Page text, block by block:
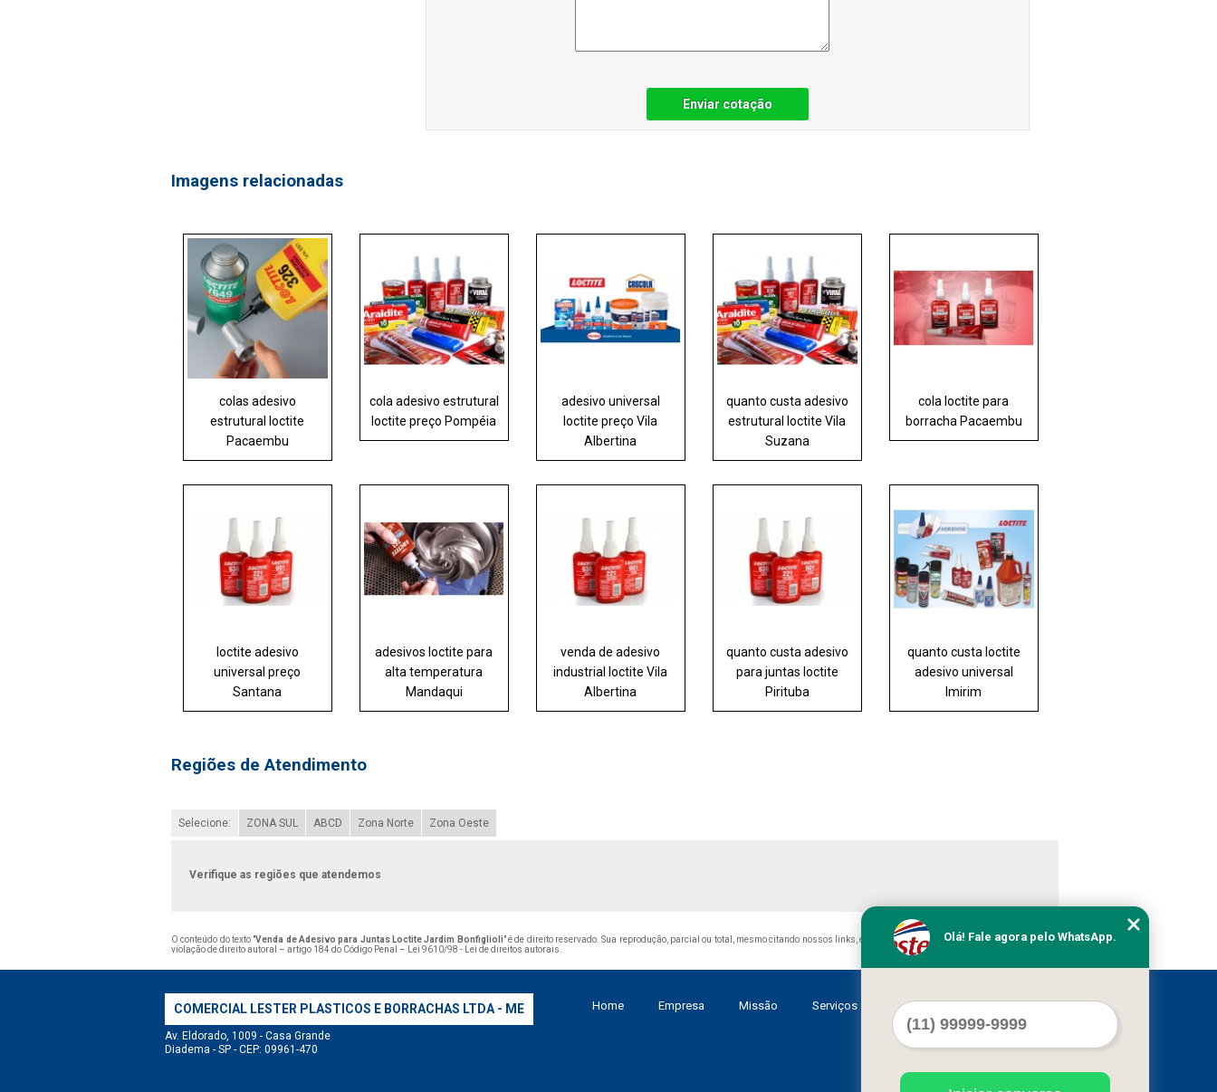
Enviar cotação
Imagens relacionadas
colas adesivo
estrutural loctite
Pacaembu
cola adesivo estrutural
loctite preço Pompéia
adesivo universal
loctite preço Vila
Albertina
quanto custa adesivo
estrutural loctite Vila
Suzana
cola loctite para
borracha Pacaembu
loctite adesivo
universal preço
Santana
adesivos loctite para
alta temperatura
Mandaqui
venda de adesivo
industrial loctite Vila
Albertina
quanto custa adesivo
para juntas loctite
Pirituba
quanto custa loctite
adesivo universal
Imirim
Regiões de Atendimento
Selecione: ZONA SUL ABCD Zona Norte Zona Oeste
Verifique as regiões que atendemos
O conteúdo do texto "Venda de Adesivo para Juntas Loctite Jardim Bonfiglioli" é de direito reservado. Sua reprodução, parcial ou total, mesmo citando nossos links, é proibida sem a autorização do autor. Crime de
violação de direito autoral – artigo 184 do Código Penal –
Lei 9610/98 - Lei de direitos autorais
COMERCIAL LESTER PLASTICOS E BORRACHAS LTDA - ME
Av. Eldorado, 1009 - Casa Grande
Diadema - SP - CEP: 09961-470
Home Empresa Missão Serviços Contato Mapa do site
Olá! Fale agora pelo WhatsApp.